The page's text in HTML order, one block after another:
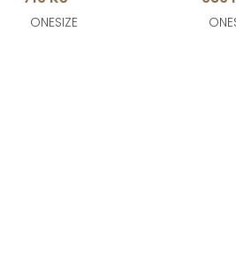
ONESIZE